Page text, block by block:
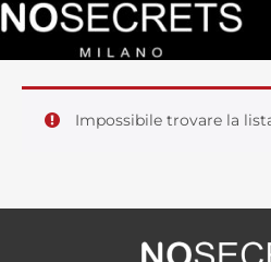
Impossibile trovare la